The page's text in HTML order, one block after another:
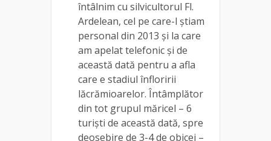
întâlnim cu silvicultorul Fl.
Ardelean, cel pe care-l știam
personal din 2013 și la care
am apelat telefonic și de
această dată pentru a afla
care e stadiul înfloririi
lăcrămioarelor. Întâmplător
din tot grupul măricel – 6
turiști de această dată, spre
deosebire de 3-4 de obicei –